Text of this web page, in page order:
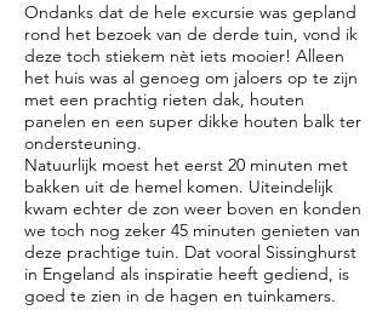
Ondanks dat de hele excursie was gepland
rond het bezoek van de derde tuin, vond ik
deze toch stiekem nèt iets mooier! Alleen
het huis was al genoeg om jaloers op te zijn
met een prachtig rieten dak, houten
panelen en een super dikke houten balk ter
ondersteuning.
Natuurlijk moest het eerst 20 minuten met
bakken uit de hemel komen. Uiteindelijk
kwam echter de zon weer boven en konden
we toch nog zeker 45 minuten genieten van
deze prachtige tuin. Dat vooral Sissinghurst
in Engeland als inspiratie heeft gediend, is
goed te zien in de hagen en tuinkamers.